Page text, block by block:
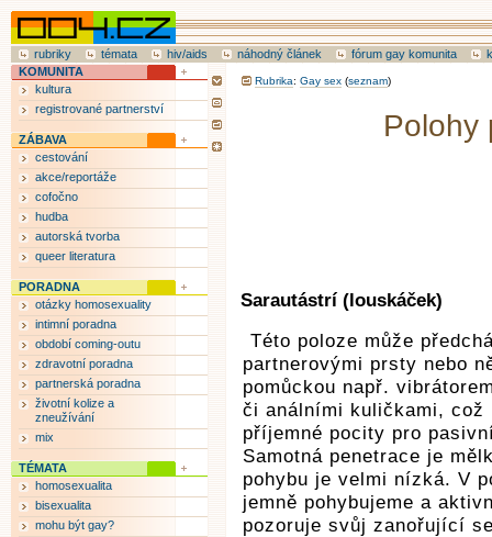
rubriky témata hiv/aids náhodný článek fórum gay komunita
Rubrika: Gay sex (seznam)
Polohy
Sarautástrí (louskáček)
Této poloze může
partnerovými prsty nebo
pomůckou např.
či análními kuličkami, což
příjemné pocity pro
Samotná penetrace je
pohybu je velmi nízká. V
jemně pohybujeme a
pozoruje svůj zanořující
KOMUNITA
kultura
registrované partnerství
ZÁBAVA
cestování
akce/reportáže
cofočno
hudba
autorská tvorba
queer literatura
PORADNA
otázky homosexuality
intimní poradna
období coming-outu
zdravotní poradna
partnerská poradna
životní kolize a
zneužívání
mix
TÉMATA
homosexualita
bisexualita
mohu být gay?